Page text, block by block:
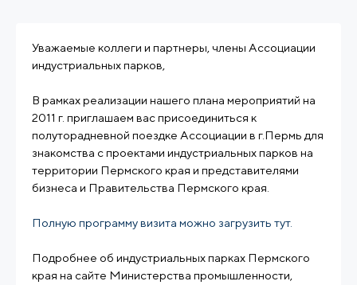
Уважаемые коллеги и партнеры, члены Ассоциации
индустриальных парков,
В рамках реализации нашего плана мероприятий на
2011 г. приглашаем вас присоединиться к
полуторадневной поездке Ассоциации в г.Пермь для
знакомства с проектами индустриальных парков на
территории Пермского края и представителями
бизнеса и Правительства Пермского края.
Полную программу визита можно загрузить тут.
Подробнее об индустриальных парках Пермского
края на сайте Министерства промышленности,